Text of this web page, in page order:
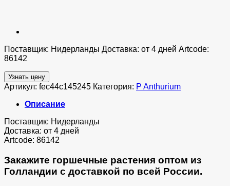
Поставщик: Нидерланды Доставка: от 4 дней Artcode:
86142
Узнать цену
Артикул: fec44c145245 Категория: P Anthurium
Описание
Поставщик: Нидерланды
Доставка: от 4 дней
Artcode: 86142
Закажите горшечные растения оптом из
Голландии с доставкой по всей России.